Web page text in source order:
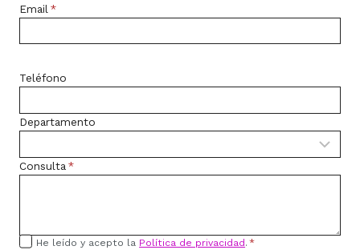
Email *
Teléfono
Departamento
Consulta *
He leído y acepto la Política de privacidad. *